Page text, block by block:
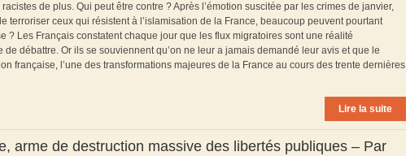
de plus. Qui peut être contre ? Après l’émotion suscitée par les crimes de janvier,
terroriser ceux qui résistent à l’islamisation de la France, beaucoup peuvent pourtant
? Les Français constatent chaque jour que les flux migratoires sont une réalité
de débattre. Or ils se souviennent qu’on ne leur a jamais demandé leur avis et que le
française, l’une des transformations majeures de la France au cours des trente dernières
Lire la suite
arme de destruction massive des libertés publiques – Par